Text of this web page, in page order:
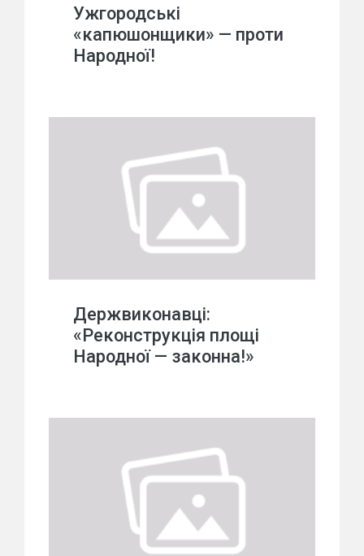
Ужгородські
«капюшонщики» — проти
Народної!
Держвиконавці:
«Реконструкція площі
Народної — законна!»